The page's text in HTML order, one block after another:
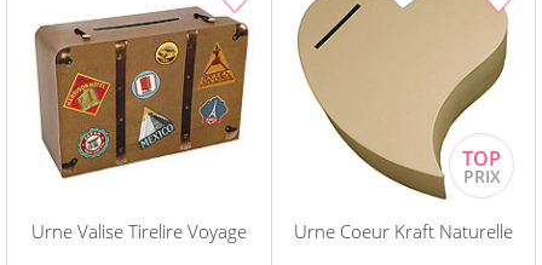
Urne Valise Tirelire Voyage Urne Coeur Kraft Naturelle